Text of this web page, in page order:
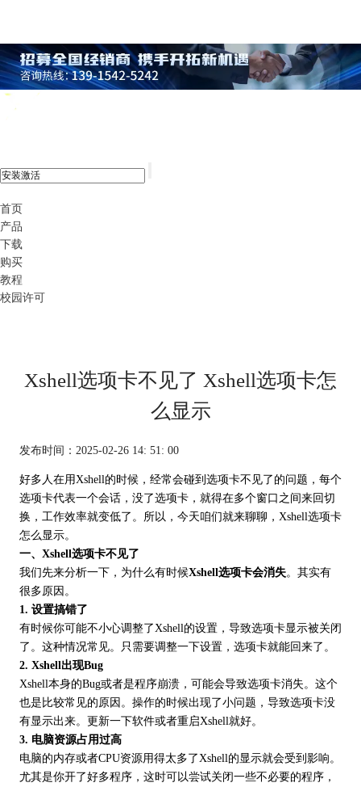
首页
产品
下载
购买
教程
校园许可
Xshell选项卡不见了 Xshell选项卡怎
么显示
发布时间：2025-02-26 14: 51: 00
好多人在用Xshell的时候，经常会碰到选项卡不见了的问题，每个
选项卡代表一个会话，没了选项卡，就得在多个窗口之间来回切
换，工作效率就变低了。所以，今天咱们就来聊聊，Xshell选项卡
怎么显示。
一、Xshell选项卡不见了
我们先来分析一下，为什么有时候Xshell选项卡会消失。其实有
很多原因。
1. 设置搞错了
有时候你可能不小心调整了Xshell的设置，导致选项卡显示被关闭
了。这种情况常见。只需要调整一下设置，选项卡就能回来了。
2. Xshell出现Bug
Xshell本身的Bug或者是程序崩溃，可能会导致选项卡消失。这个
也是比较常见的原因。操作的时候出现了小问题，导致选项卡没
有显示出来。更新一下软件或者重启Xshell就好。
3. 电脑资源占用过高
电脑的内存或者CPU资源用得太多了Xshell的显示就会受到影响。
尤其是你开了好多程序，这时可以尝试关闭一些不必要的程序，